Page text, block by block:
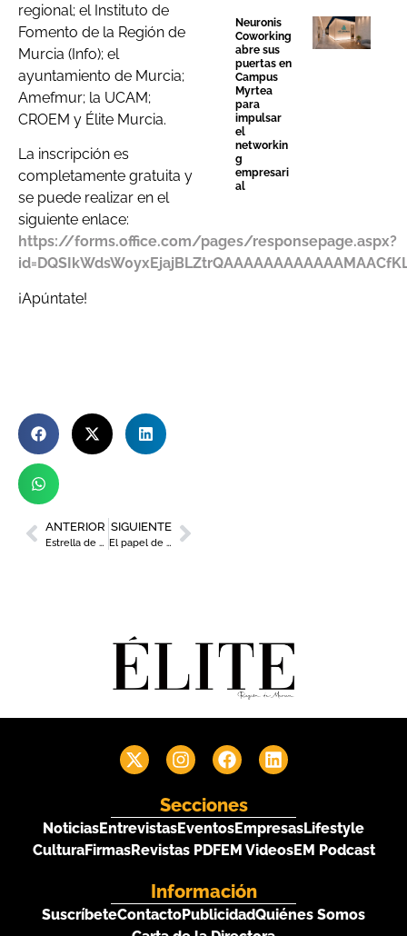
regional; el Instituto de
Fomento de la Región de
Murcia (Info); el
ayuntamiento de Murcia;
Amefmur; la UCAM;
CROEM y Élite Murcia.
La inscripción es
completamente gratuita y
se puede realizar en el
siguiente enlace:
https://forms.office.com/pages/responsepage.aspx?
¡Apúntate!
ANTERIOR
Estrella de Levante presenta la nueva edición de ‘Murcia de Tapas’
SIGUIENTE
El papel de la mujer en la alta cocina centra el debate de la Gala Michelin
Neuronis
Coworking
abre sus
puertas en
Campus
Myrtea
para
impulsar
el
networkin
g
empresari
al
Secciones
NoticiasEntrevistasEventosEmpresasLifestyle
CulturaFirmasRevistas PDFEM VideosEM Podcast
Información
SuscríbeteContactoPublicidadQuiénes Somos